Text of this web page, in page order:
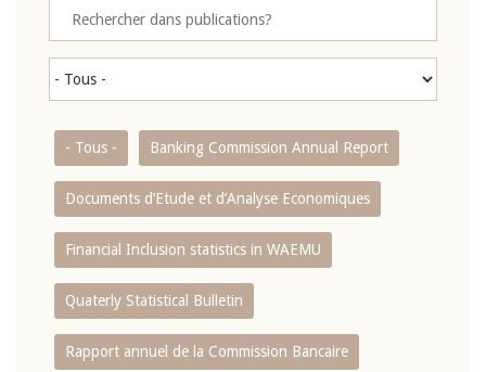
- Tous - Banking Commission Annual Report
Documents d’Etude et d’Analyse Economiques
Financial Inclusion statistics in WAEMU
Quaterly Statistical Bulletin
Rapport annuel de la Commission Bancaire